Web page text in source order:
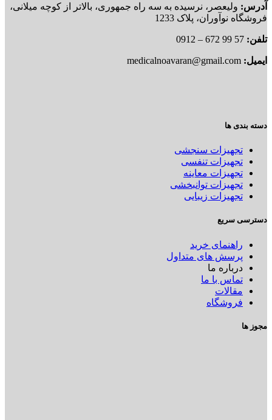
آدرس: ولیعصر، نرسیده به سه راه جمهوری، بالاتر از کوچه میلانی،
فروشگاه نوآوران، پلاک 1233
تلفن: 57 99 672 – 0912
ایمیل:
دسته بندی ها
تجهیزات سنجشی
تجهیزات تنفسی
تجهیزات معاینه
تجهیزات توانبخشی
تجهیزات زیبایی
دسترسی سریع
راهنمای خرید
پرسش های متداول
درباره ما
تماس با ما
مقالات
فروشگاه
مجوز ها